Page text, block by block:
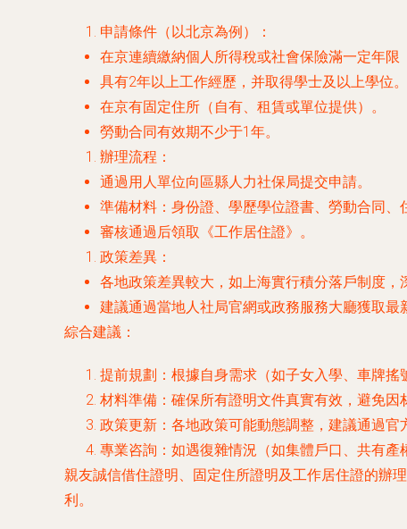
申請條件（以北京為例）：
在京連續繳納個人所得稅或社會保險滿一定年限
具有2年以上工作經歷，并取得學士及以上學位。
在京有固定住所（自有、租賃或單位提供）。
勞動合同有效期不少于1年。
辦理流程：
通過用人單位向區縣人力社保局提交申請。
準備材料：身份證、學歷學位證書、勞動合同、
審核通過后領取《工作居住證》。
政策差異：
各地政策差異較大，如上海實行積分落戶制度，
建議通過當地人社局官網或政務服務大廳獲取最
綜合建議：
提前規劃：根據自身需求（如子女入學、車牌搖
材料準備：確保所有證明文件真實有效，避免因
政策更新：各地政策可能動態調整，建議通過官
專業咨詢：如遇復雜情況（如集體戶口、共有產
親友誠信借住證明、固定住所證明及工作居住證的辦
利。